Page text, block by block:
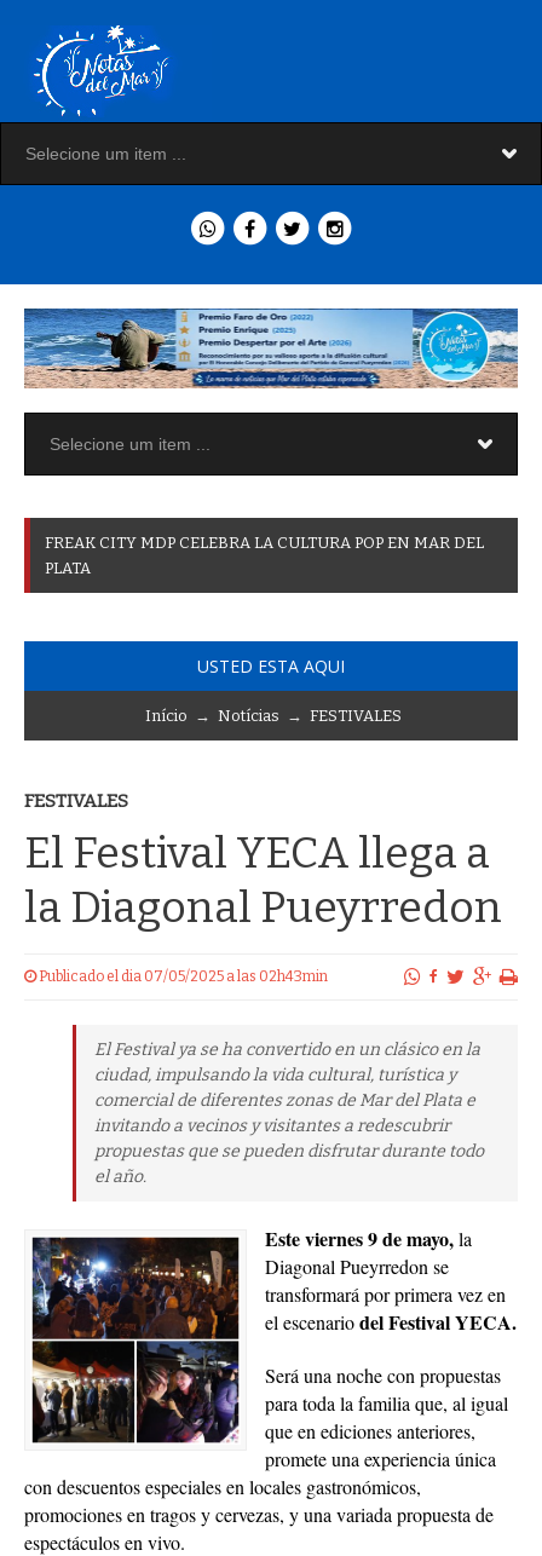
FREAK CITY MDP CELEBRA LA CULTURA POP EN MAR DEL
PLATA
USTED ESTA AQUI
Início → Notícias → FESTIVALES
FESTIVALES
El Festival YECA llega a
la Diagonal Pueyrredon
Publicado el dia 07/05/2025 a las 02h43min
El Festival ya se ha convertido en un clásico en la
ciudad, impulsando la vida cultural, turística y
comercial de diferentes zonas de Mar del Plata e
invitando a vecinos y visitantes a redescubrir
propuestas que se pueden disfrutar durante todo
el año.
Este viernes 9 de mayo,la
Diagonal Pueyrredon se
transformará por primera vez en
el escenariodel Festival YECA.
Será una noche con propuestas
para toda la familia que, al igual
que en ediciones anteriores,
promete una experiencia única
con descuentos especiales en locales gastronómicos,
promociones en tragos y cervezas, y una variada propuesta de
espectáculos en vivo.